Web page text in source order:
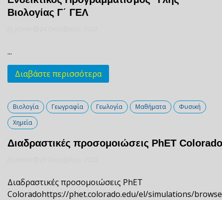
Βιολογίας Γ΄ ΓΕΛ
...
Διαβάστε περισσότερα
Βιολογία Γεωγραφία Γεωλογία Μαθήματα
Φυσική
Χημεία
Διαδραστικές προσομοιώσεις PhET Colorado
Διαδραστικές προσομοιώσεις PhET
Coloradohttps://phet.colorado.edu/el/simulations/